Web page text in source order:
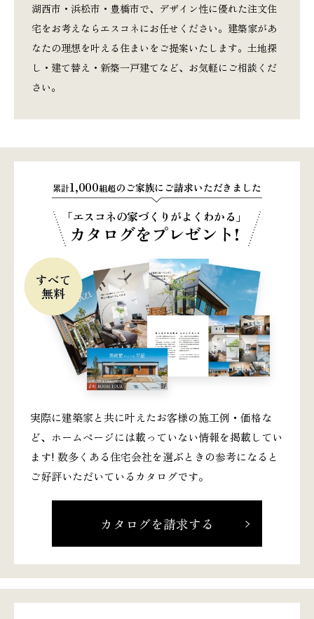
湖西市・浜松市・豊橋市で、デザイン性に優れた注文住
宅をお考えならエスコネにお任せください。建築家があ
なたの理想を叶える住まいをご提案いたします。土地探
し・建て替え・新築一戸建てなど、お気軽にご相談くだ
さい。
累計1,000組超のご家族にご請求いただきました
「エスコネの家づくりがよくわかる」
カタログをプレゼント!
実際に建築家と共に叶えたお客様の施工例・価格な
ど、ホームページには載っていない情報を掲載してい
ます! 数多くある住宅会社を選ぶときの参考になると
ご好評いただいているカタログです。
カタログを請求する